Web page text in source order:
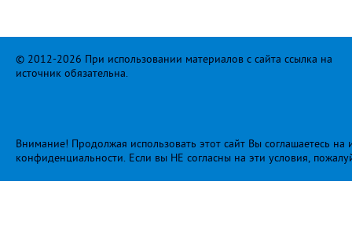
© 2012-2026 При использовании материалов с сайта ссылка на
источник обязательна.
Внимание! Продолжая использовать этот сайт Вы соглашаетесь
конфиденциальности. Если вы НЕ согласны на эти условия,